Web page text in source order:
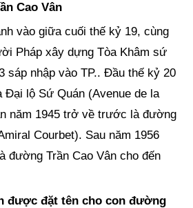
Cao Vân
vào giữa cuối thế kỷ 19, cùng
Pháp xây dựng Tòa Khâm sứ
sáp nhập vào TP.. Đầu thế kỷ 20
Đại lộ Sứ Quán (Avenue de la
năm 1945 trở về trước là đường
Courbet). Sau năm 1956
đường Trần Cao Vân cho đến
được đặt tên cho con đường